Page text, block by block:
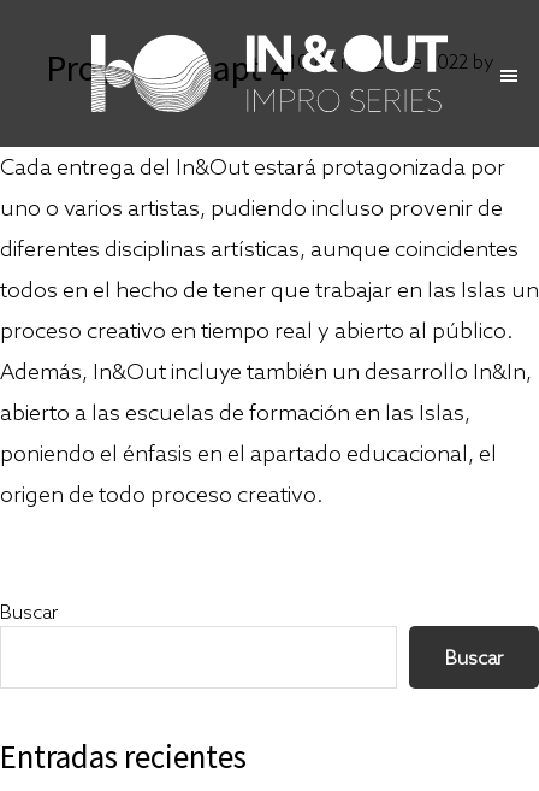
content
sidebar
Proyecto – apt 410 de marzo de 2022by
Cada entrega del In&Out estará protagonizada por
uno o varios artistas, pudiendo incluso provenir de
diferentes disciplinas artísticas, aunque coincidentes
todos en el hecho de tener que trabajar en las Islas un
proceso creativo en tiempo real y abierto al público.
Además, In&Out incluye también un desarrollo In&In,
abierto a las escuelas de formación en las Islas,
poniendo el énfasis en el apartado educacional, el
origen de todo proceso creativo.
Primary
Buscar
Buscar
Entradas recientes